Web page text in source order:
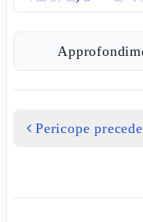
Pericope